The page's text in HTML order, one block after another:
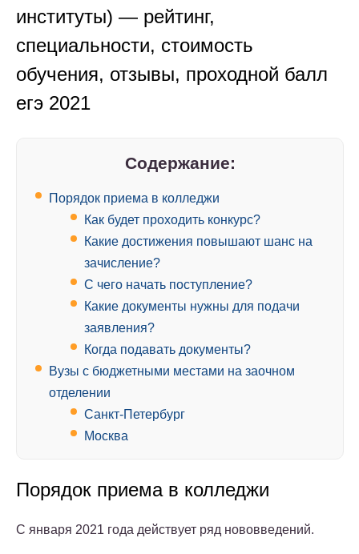
институты) — рейтинг,
специальности, стоимость
обучения, отзывы, проходной балл
егэ 2021
Содержание:
Порядок приема в колледжи
Как будет проходить конкурс?
Какие достижения повышают шанс на
зачисление?
С чего начать поступление?
Какие документы нужны для подачи
заявления?
Когда подавать документы?
Вузы с бюджетными местами на заочном
отделении
Санкт-Петербург
Москва
Порядок приема в колледжи
С января 2021 года действует ряд нововведений.